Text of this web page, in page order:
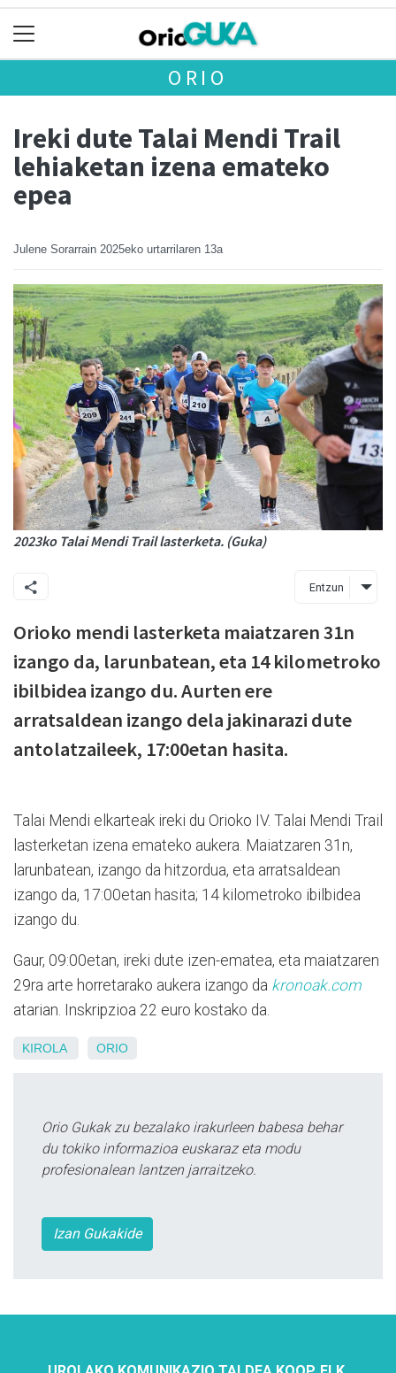
ORIO
Ireki dute Talai Mendi Trail
lehiaketan izena emateko
epea
Julene Sorarrain 2025eko urtarrilaren 13a
2023ko Talai Mendi Trail lasterketa. (Guka)
Entzun
Orioko mendi lasterketa maiatzaren 31n
izango da, larunbatean, eta 14 kilometroko
ibilbidea izango du. Aurten ere
arratsaldean izango dela jakinarazi dute
antolatzaileek, 17:00etan hasita.
Talai Mendi elkarteak ireki du Orioko IV. Talai Mendi Trail
lasterketan izena emateko aukera. Maiatzaren 31n,
larunbatean, izango da hitzordua, eta arratsaldean
izango da, 17:00etan hasita; 14 kilometroko ibilbidea
izango du.
Gaur, 09:00etan, ireki dute izen-ematea, eta maiatzaren
29ra arte horretarako aukera izango da kronoak.com
atarian. Inskripzioa 22 euro kostako da.
KIROLA ORIO
Orio Gukak zu bezalako irakurleen babesa behar
du tokiko informazioa euskaraz eta modu
profesionalean lantzen jarraitzeko.
Izan Gukakide